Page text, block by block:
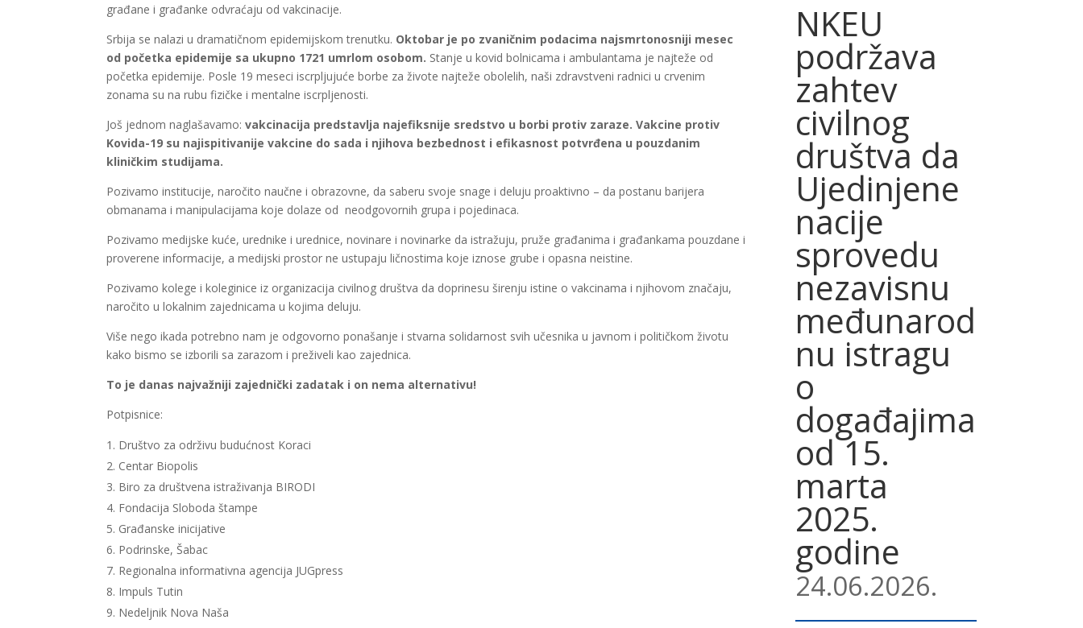
građane i građanke odvraćaju od vakcinacije.
Srbija se nalazi u dramatičnom epidemijskom trenutku. Oktobar je po zvaničnim podacima najsmrtonosniji mesec
od početka epidemije sa ukupno 1721 umrlom osobom. Stanje u kovid bolnicama i ambulantama je najteže od
početka epidemije. Posle 19 meseci iscrpljujuće borbe za živote najteže obolelih, naši zdravstveni radnici u crvenim
zonama su na rubu fizičke i mentalne iscrpljenosti.
Još jednom naglašavamo: vakcinacija predstavlja najefiksnije sredstvo u borbi protiv zaraze. Vakcine protiv
Kovida-19 su najispitivanije vakcine do sada i njihova bezbednost i efikasnost potvrđena u pouzdanim
kliničkim studijama.
Pozivamo institucije, naročito naučne i obrazovne, da saberu svoje snage i deluju proaktivno – da postanu barijera
obmanama i manipulacijama koje dolaze od neodgovornih grupa i pojedinaca.
Pozivamo medijske kuće, urednike i urednice, novinare i novinarke da istražuju, pruže građanima i građankama pouzdane i
proverene informacije, a medijski prostor ne ustupaju ličnostima koje iznose grube i opasna neistine.
Pozivamo kolege i koleginice iz organizacija civilnog društva da doprinesu širenju istine o vakcinama i njihovom značaju,
naročito u lokalnim zajednicama u kojima deluju.
Više nego ikada potrebno nam je odgovorno ponašanje i stvarna solidarnost svih učesnika u javnom i političkom životu
kako bismo se izborili sa zarazom i preživeli kao zajednica.
To je danas najvažniji zajednički zadatak i on nema alternativu!
Potpisnice:
Društvo za održivu budućnost Koraci
Centar Biopolis
Biro za društvena istraživanja BIRODI
Fondacija Sloboda štampe
Građanske inicijative
Podrinske, Šabac
Regionalna informativna agencija JUGpress
Impuls Tutin
Nedeljnik Nova Naša
NKEU
podržava
zahtev
civilnog
društva da
Ujedinjene
nacije
sprovedu
nezavisnu
međunarod
nu istragu
o
događajima
od 15.
marta
2025.
godine
24.06.2026.